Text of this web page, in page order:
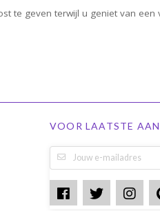
te geven terwijl u geniet van een
VOOR LAATSTE